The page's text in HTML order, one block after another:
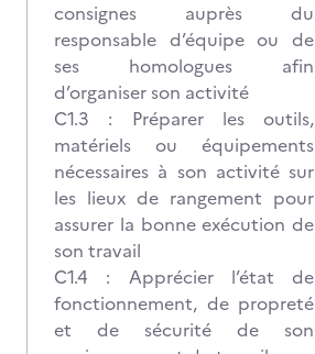
consignes auprès du
responsable d’équipe ou de
ses homologues afin
d’organiser son activité
C1.3 : Préparer les outils,
matériels ou équipements
nécessaires à son activité sur
les lieux de rangement pour
assurer la bonne exécution de
son travail
C1.4 : Apprécier l’état de
fonctionnement, de propreté
et de sécurité de son